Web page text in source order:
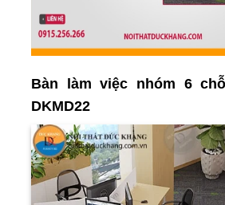
Bàn làm việc nhóm 6
DKMD22